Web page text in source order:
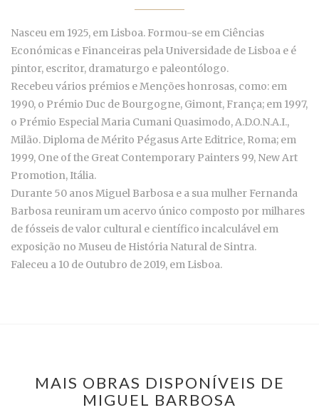
Nasceu em 1925, em Lisboa. Formou-se em Ciências
Económicas e Financeiras pela Universidade de Lisboa e é
pintor, escritor, dramaturgo e paleontólogo.
Recebeu vários prémios e Menções honrosas, como: em
1990, o Prémio Duc de Bourgogne, Gimont, França; em 1997,
o Prémio Especial Maria Cumani Quasimodo, A.D.O.N.A.I.,
Milão. Diploma de Mérito Pégasus Arte Editrice, Roma; em
1999, One of the Great Contemporary Painters 99, New Art
Promotion, Itália.
Durante 50 anos Miguel Barbosa e a sua mulher Fernanda
Barbosa reuniram um acervo único composto por milhares
de fósseis de valor cultural e científico incalculável em
exposição no Museu de História Natural de Sintra.
Faleceu a 10 de Outubro de 2019, em Lisboa.
MAIS OBRAS DISPONÍVEIS DE
MIGUEL BARBOSA